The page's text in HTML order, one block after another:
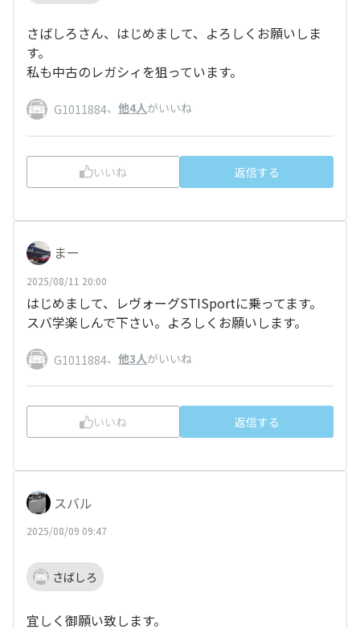
さばしろさん、はじめまして、よろしくお願いしま
す。
私も中古のレガシィを狙っています。
G1011884、 他4人がいいね
いいね 返信する
まー
2025/08/11 20:00
はじめまして、レヴォーグSTISportに乗ってます。
スバ学楽しんで下さい。よろしくお願いします。
G1011884、 他3人がいいね
いいね 返信する
スバル
2025/08/09 09:47
さばしろ
宜しく御願い致します。